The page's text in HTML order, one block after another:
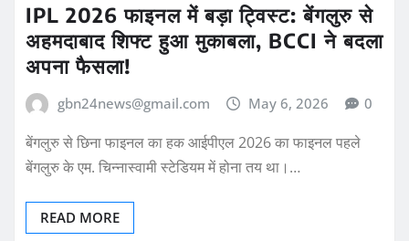
IPL 2026 फाइनल में बड़ा ट्विस्ट: बेंगलुरु से
अहमदाबाद शिफ्ट हुआ मुकाबला, BCCI ने बदला
अपना फैसला!
gbn24news@gmail.com May 6, 2026 0
बेंगलुरु से छिना फाइनल का हक आईपीएल 2026 का फाइनल पहले
बेंगलुरु के एम. चिन्नास्वामी स्टेडियम में होना तय था।…
READ MORE